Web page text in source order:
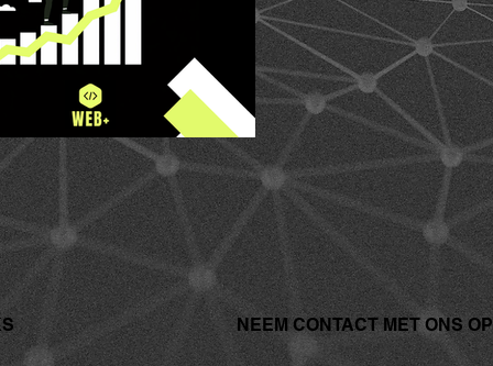
NEEM CONTACT MET ONS OP